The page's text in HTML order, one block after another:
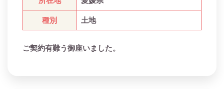
種別 土地
ご契約有難う御座いました。